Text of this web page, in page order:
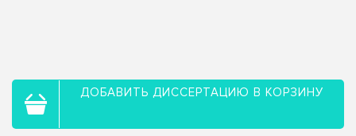
ДОБАВИТЬ ДИССЕРТАЦИЮ В КОРЗИНУ